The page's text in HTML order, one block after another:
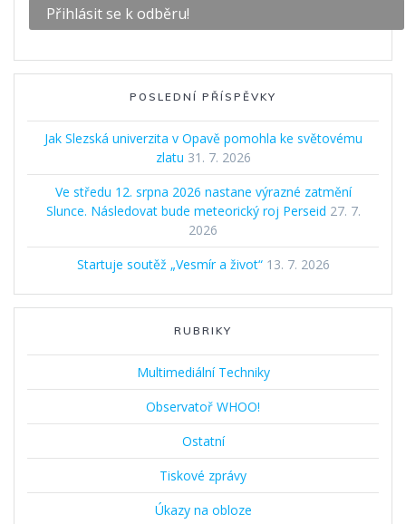
POSLEDNÍ PŘÍSPĚVKY
Jak Slezská univerzita v Opavě pomohla ke světovému
zlatu 31. 7. 2026
Ve středu 12. srpna 2026 nastane výrazné zatmění
Slunce. Následovat bude meteorický roj Perseid 27. 7.
2026
Startuje soutěž „Vesmír a život“ 13. 7. 2026
RUBRIKY
Multimediální Techniky
Observatoř WHOO!
Ostatní
Tiskové zprávy
Úkazy na obloze